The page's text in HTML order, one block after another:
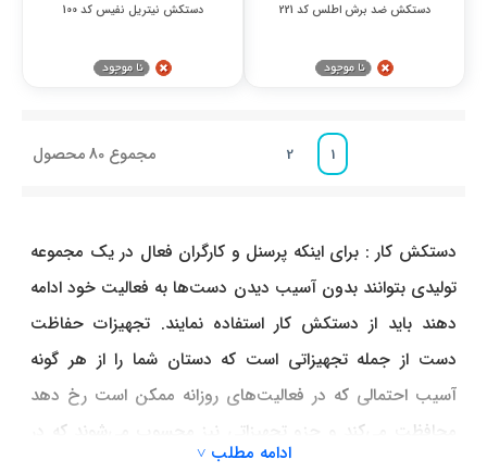
دستکش ضد برش اطلس کد 221 دستکش نیتریل نفیس کد 100
1
2 مجموع 80محصول
دستکش کار : برای اینکه پرسنل و کارگران فعال در یک مجموعه
تولیدی بتوانند بدون آسیب دیدن دست‌ها به فعالیت خود ادامه
دهند باید از دستکش کار استفاده نمایند. تجهیزات حفاظت
دست از جمله تجهیزاتی است که دستان شما را از هر گونه
آسیب احتمالی که در فعالیت‌های روزانه ممکن است رخ دهد
محافظت می‌کند و جزو تجهیزاتی نیز محسوب می‌شوند که در
ادامه مطلب ˅